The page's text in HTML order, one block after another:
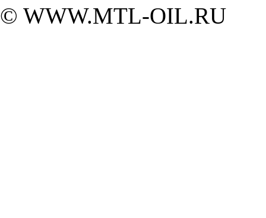
© WWW.MTL-OIL.RU